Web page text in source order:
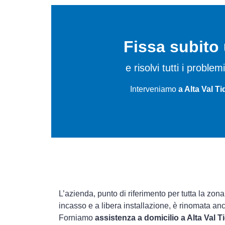
Fissa subito
e risolvi tutti i
Interveniamo a Alta Val
L’azienda, punto di riferimento per tutta la
incasso e a libera installazione, è rinomata
Forniamo assistenza a domicilio a Alta Val